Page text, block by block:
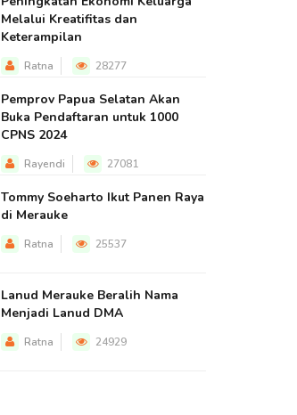
Melalui Kreatifitas dan
Keterampilan
Ratna 28277
Pemprov Papua Selatan Akan
Buka Pendaftaran untuk 1000
CPNS 2024
Rayendi 27081
Tommy Soeharto Ikut Panen Raya
di Merauke
Ratna 25537
Lanud Merauke Beralih Nama
Menjadi Lanud DMA
Ratna 24929